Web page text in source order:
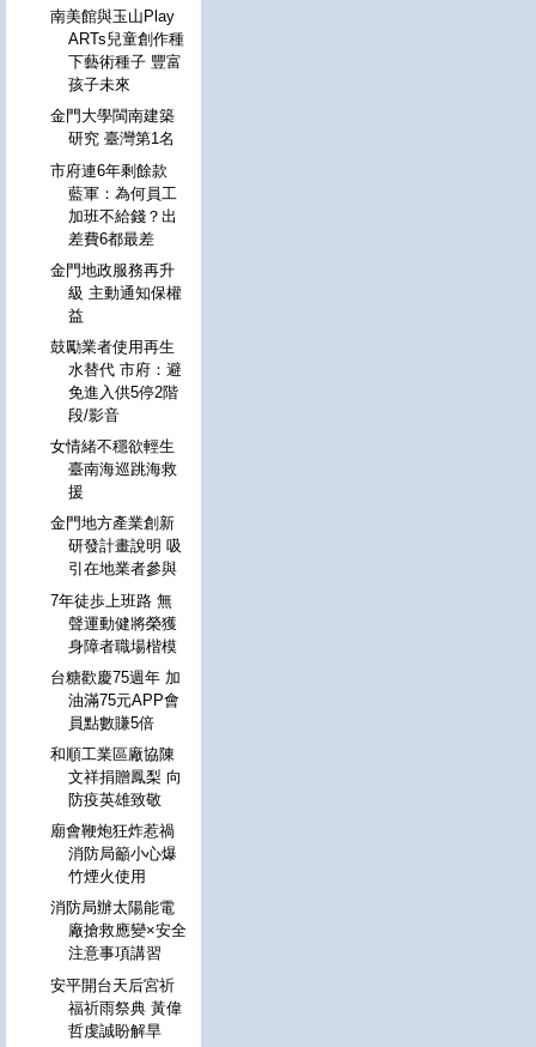
南美館與玉山Play
ARTs兒童創作種
下藝術種子 豐富
孩子未來
金門大學閩南建築
研究 臺灣第1名
市府連6年剩餘款
藍軍：為何員工
加班不給錢？出
差費6都最差
金門地政服務再升
級 主動通知保權
益
鼓勵業者使用再生
水替代 市府：避
免進入供5停2階
段/影音
女情緒不穩欲輕生
臺南海巡跳海救
援
金門地方產業創新
研發計畫說明 吸
引在地業者參與
7年徒歩上班路 無
聲運動健將榮獲
身障者職場楷模
台糖歡慶75週年 加
油滿75元APP會
員點數賺5倍
和順工業區廠協陳
文祥捐贈鳳梨 向
防疫英雄致敬
廟會鞭炮狂炸惹禍
消防局籲小心爆
竹煙火使用
消防局辦太陽能電
廠搶救應變×安全
注意事項講習
安平開台天后宮祈
福祈雨祭典 黃偉
哲虔誠盼解旱